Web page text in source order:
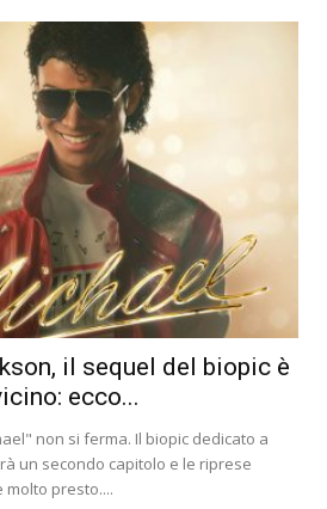
il sequel del biopic è
ecco...
non si ferma. Il biopic dedicato a
un secondo capitolo e le riprese
presto....